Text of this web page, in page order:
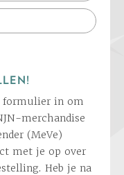
formulier in om
merchandise
(MeVe)
met je op over
Heb je na